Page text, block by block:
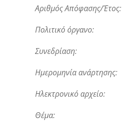
Αριθμός Απόφασης/Έτος:
Πολιτικό όργανο:
Συνεδρίαση:
Ημερομηνία ανάρτησης:
Ηλεκτρονικό αρχείο:
Θέμα: